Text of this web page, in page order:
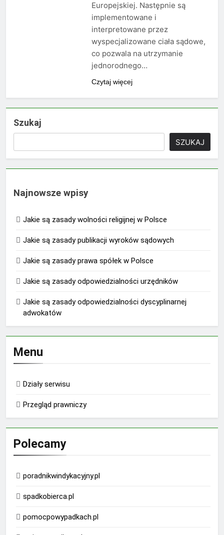
Europejskiej. Następnie są
implementowane i
interpretowane przez
wyspecjalizowane ciała sądowe,
co pozwala na utrzymanie
jednorodnego…
Czytaj więcej
Szukaj
SZUKAJ
Najnowsze wpisy
Jakie są zasady wolności religijnej w Polsce
Jakie są zasady publikacji wyroków sądowych
Jakie są zasady prawa spółek w Polsce
Jakie są zasady odpowiedzialności urzędników
Jakie są zasady odpowiedzialności dyscyplinarnej
adwokatów
Menu
Działy serwisu
Przegląd prawniczy
Polecamy
poradnikwindykacyjny.pl
spadkobierca.pl
pomocpowypadkach.pl